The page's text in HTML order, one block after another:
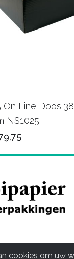
On Line Doos
NS1025
cookies om uw